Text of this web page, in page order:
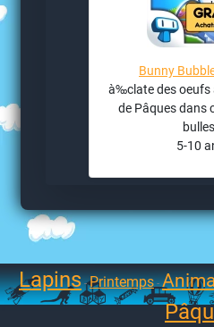
Bunny
à‰clate des oeufs
de Pâques dans
5-10
Lapins-Printemps-